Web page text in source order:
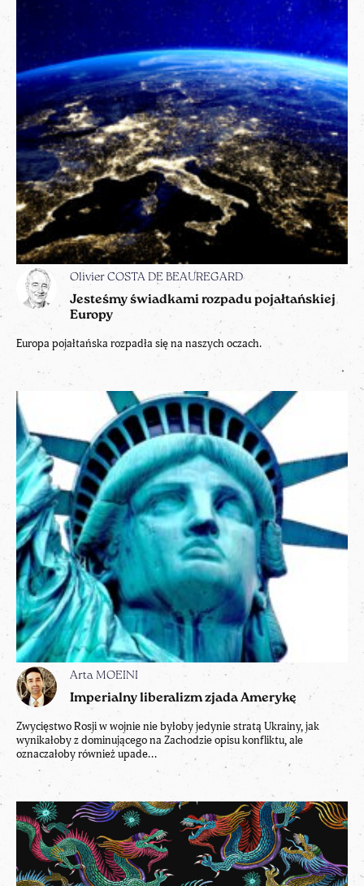
Olivier COSTA DE BEAUREGARD
Jesteśmy świadkami rozpadu pojałtańskiej
Europy
Europa pojałtańska rozpadła się na naszych oczach.
Arta MOEINI
Imperialny liberalizm zjada Amerykę
Zwycięstwo Rosji w wojnie nie byłoby jedynie stratą Ukrainy, jak
wynikałoby z dominującego na Zachodzie opisu konfliktu, ale
oznaczałoby również upade...